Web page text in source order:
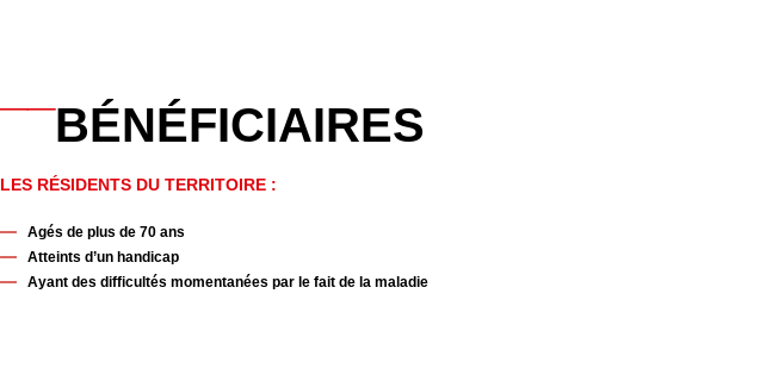
BÉNÉFICIAIRES
LES RÉSIDENTS DU TERRITOIRE :
Agés de plus de 70 ans
Atteints d’un handicap
Ayant des difficultés momentanées par le fait de la maladie